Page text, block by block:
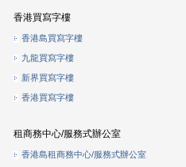
香港買寫字樓
香港島買寫字樓
九龍買寫字樓
新界買寫字樓
香港買寫字樓
租商務中心/服務式辦公室
香港島租商務中心/服務式辦公室